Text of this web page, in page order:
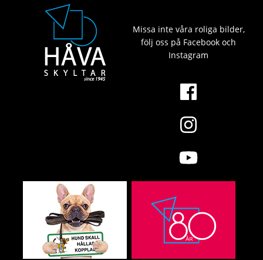
Missa inte våra roliga bilder,
följ oss på Facebook och
Instagram